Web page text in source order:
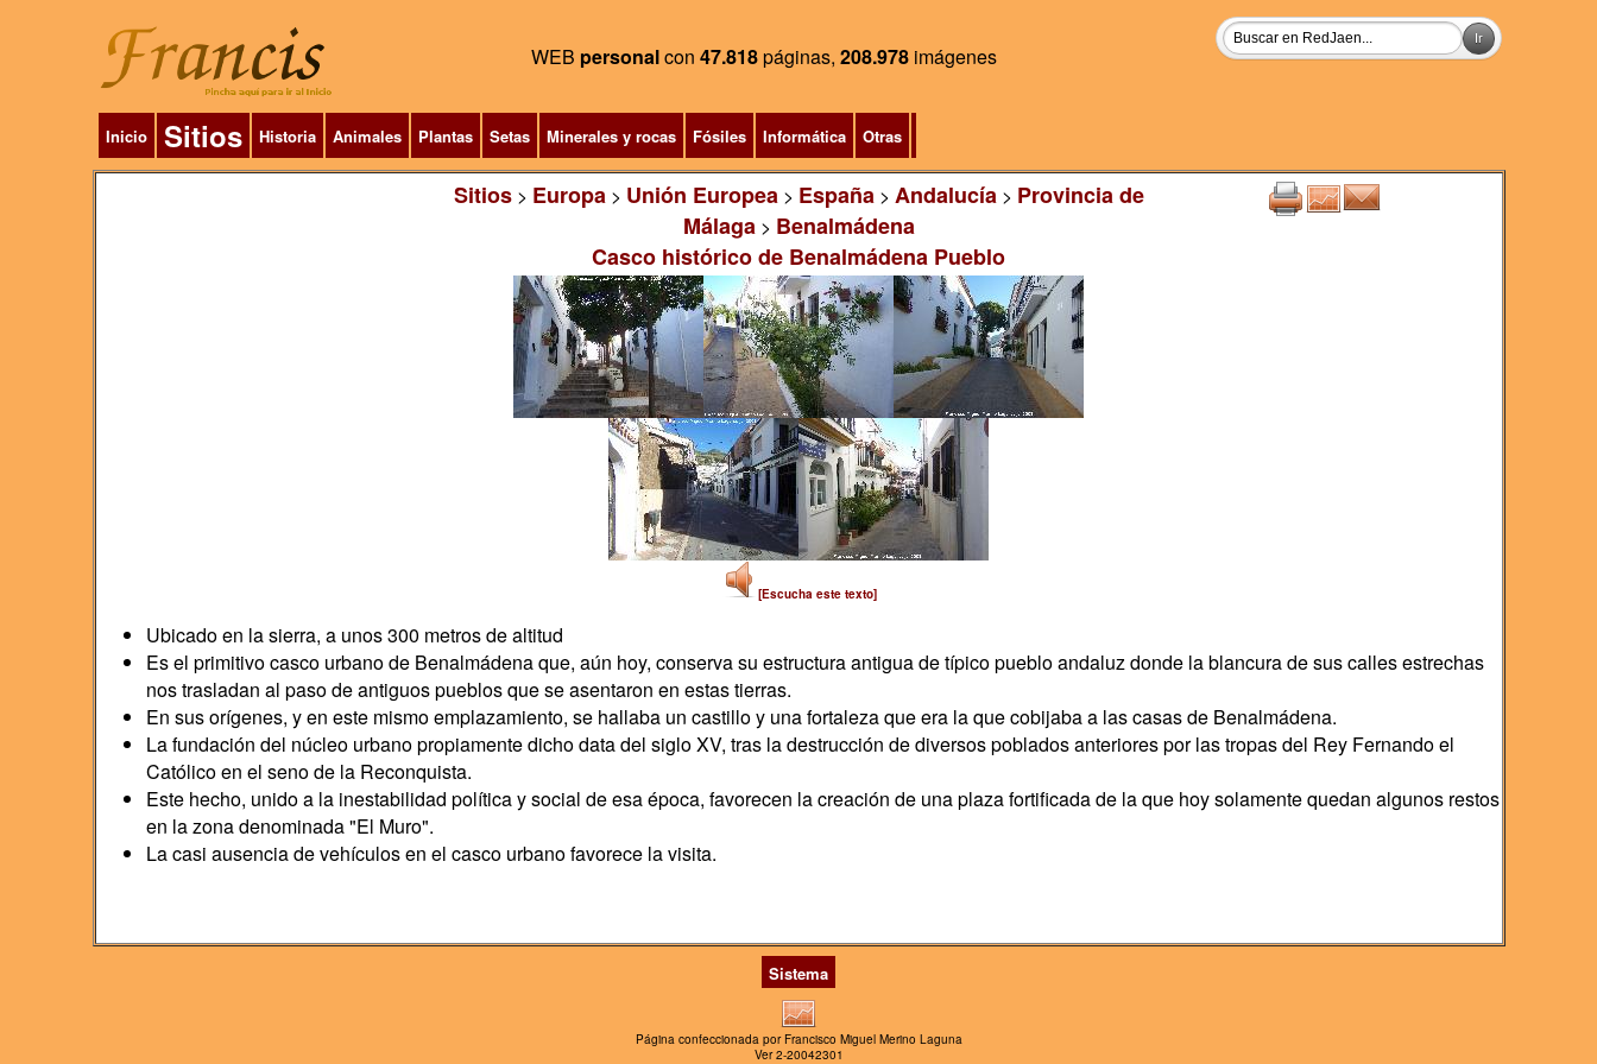
WEB personalcon 47.818páginas, 208.978 imágenes
Inicio Sitios Historia Animales Plantas Setas Minerales y rocas Fósiles Informática Otras
Sitios> Europa> Unión Europea> España> Andalucía> Provincia de
Málaga> Benalmádena
Casco histórico de Benalmádena Pueblo
[Escucha este texto]
Ubicado en la sierra, a unos 300 metros de altitud
Es el primitivo casco urbano de Benalmádena que, aún hoy, conserva su estructura antigua de típico pueblo andaluz donde la blancura de sus calles estrechas
nos trasladan al paso de antiguos pueblos que se asentaron en estas tierras.
En sus orígenes, y en este mismo emplazamiento, se hallaba un castillo y una fortaleza que era la que cobijaba a las casas de Benalmádena.
La fundación del núcleo urbano propiamente dicho data del siglo XV, tras la destrucción de diversos poblados anteriores por las tropas del Rey Fernando el
Católico en el seno de la Reconquista.
Este hecho, unido a la inestabilidad política y social de esa época, favorecen la creación de una plaza fortificada de la que hoy solamente quedan algunos restos
en la zona denominada "El Muro".
La casi ausencia de vehículos en el casco urbano favorece la visita.
Sistema
Página confeccionada por Francisco Miguel Merino Laguna
Ver 2-20042301